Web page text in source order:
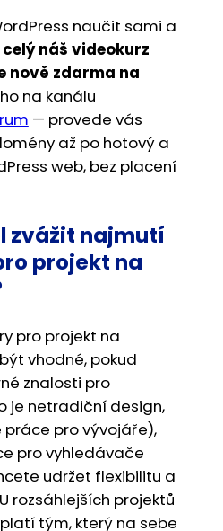
naučit sami a
celý náš videokurz
nově zdarma na
na kanálu
— provede vás
až po hotový a
web, bez placení
zvážit najmutí
projekt na
pro projekt na
vhodné, pokud
znalosti pro
je netradiční design,
pro vývojáře),
pro vyhledávače
udržet flexibilitu a
rozsáhlejších projektů
tým, který na sebe